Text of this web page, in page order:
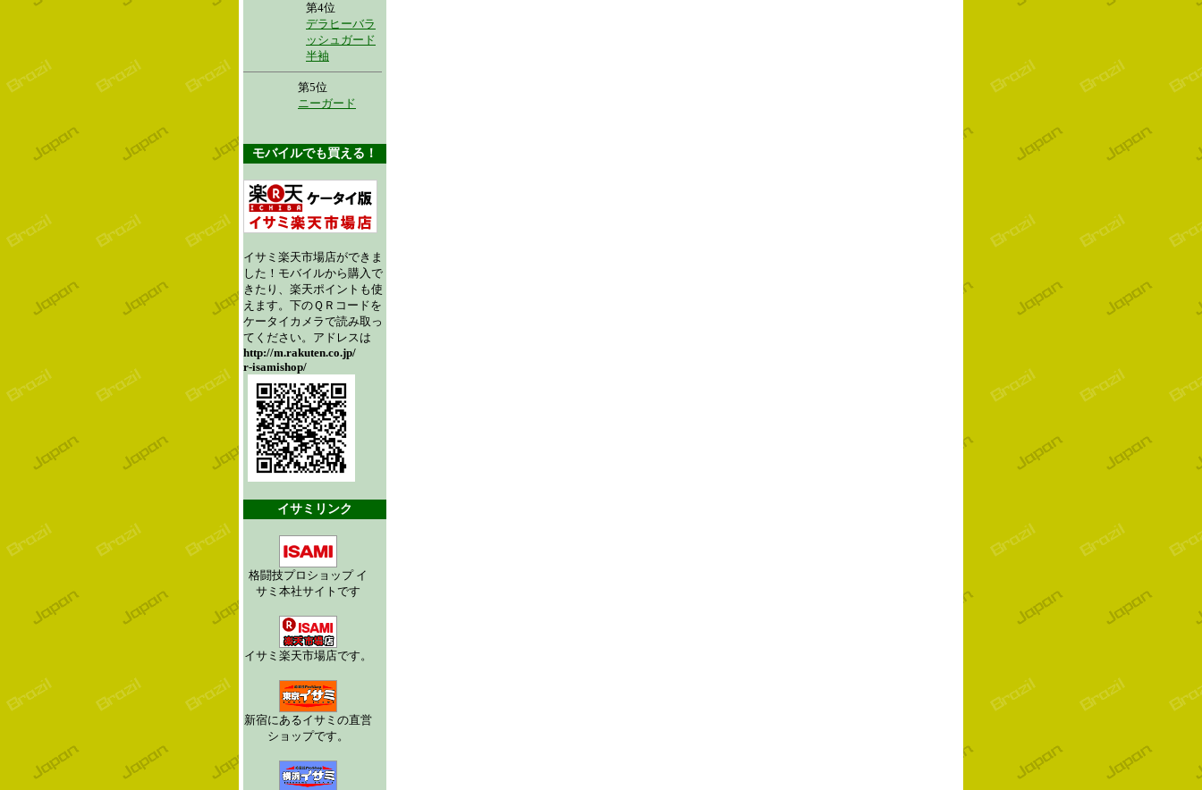
第4位
デラヒーバラ
ッシュガード
半袖
第5位
ニーガード
モバイルでも買える！
イサミ楽天市場店ができま
した！モバイルから購入で
きたり、楽天ポイントも使
えます。下のＱＲコードを
ケータイカメラで読み取っ
てください。アドレスは
http://m.rakuten.co.jp/
r-isamishop/
イサミリンク
格闘技プロショップ イ
サミ本社サイトです
イサミ楽天市場店です。
新宿にあるイサミの直営
ショップです。